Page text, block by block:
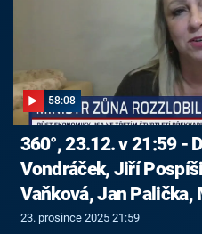
58:08
360°, 23.12. v 21:59 -
Vondráček, Jiří
Vaňková, Jan Palička,
23. prosince 2025 21:59